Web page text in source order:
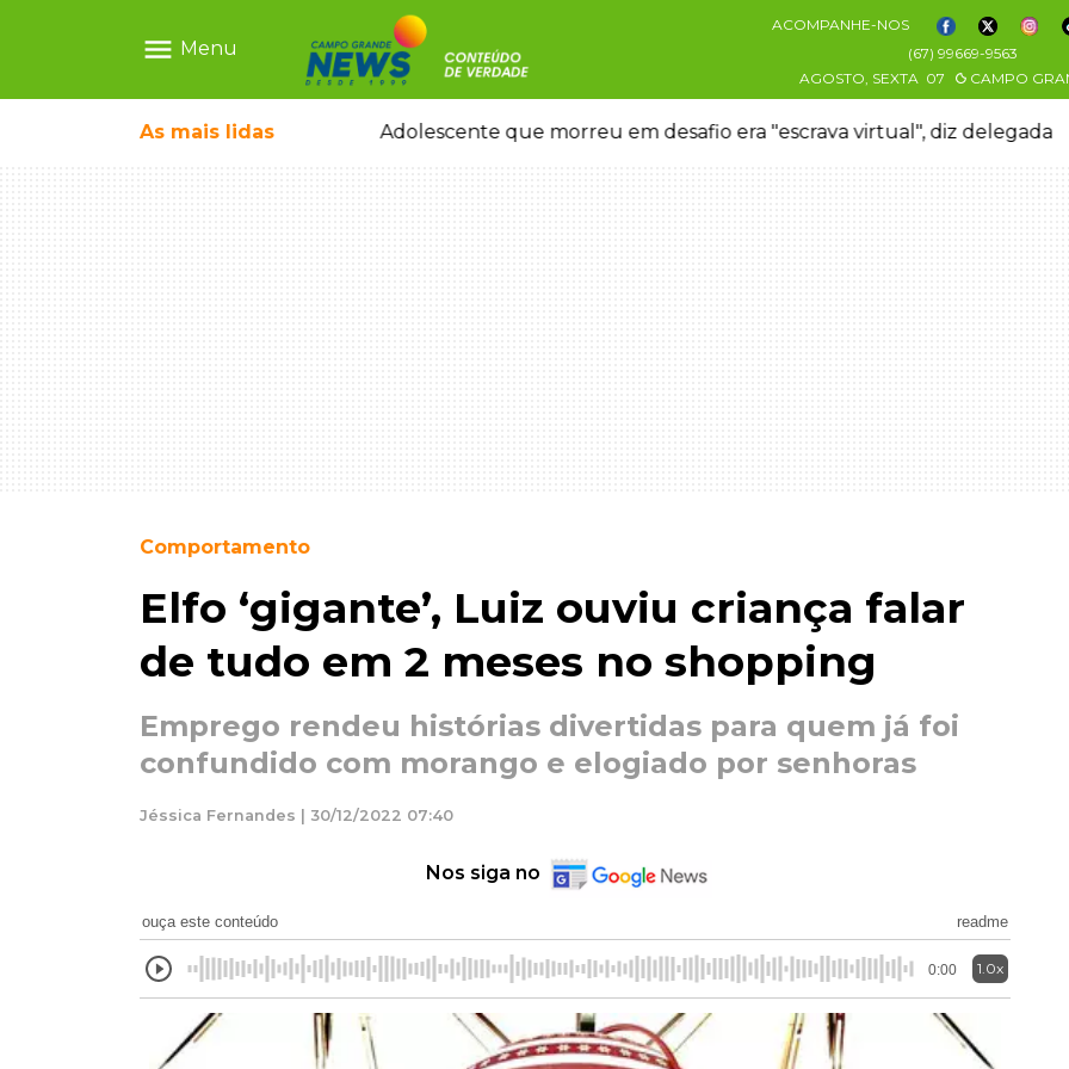
menu Menu
ACOMPANHE-NOS
(67) 99669-9563
AGOSTO, SEXTA 07 CAMPO
As mais lidas
desafio era "escrava virtual", diz delegada Granizo danifica telhados e plantações durante temporal
Comportamento
Elfo ‘gigante’, Luiz ouviu criança falar
de tudo em 2 meses no shopping
Emprego rendeu histórias divertidas para quem já foi
confundido com morango e elogiado por senhoras
Jéssica Fernandes | 30/12/2022 07:40
Nos siga no
ouça este conteúdo readme
0:00 1.0x